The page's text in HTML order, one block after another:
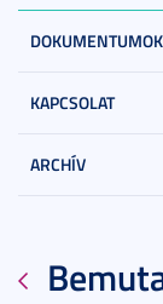
DOKUMENTUMOK
KAPCSOLAT
ARCHÍV